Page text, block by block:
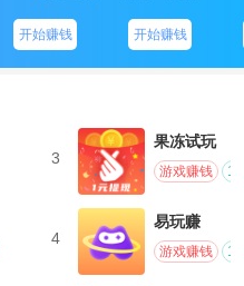
开始赚钱 开始赚钱
3
果冻试玩
游戏赚钱
4
易玩赚
游戏赚钱